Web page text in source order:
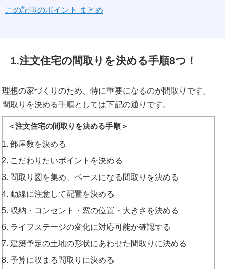
この記事のポイント まとめ
1.注文住宅の間取りを決める手順8つ！
理想の家づくりのため、特に重要になるのが間取りです。
間取りを決める手順としては下記の通りです。
＜注文住宅の間取りを決める手順＞
部屋数を決める
こだわりたいポイントを決める
間取り図を集め、ベースになる間取りを決める
動線に注意して配置を決める
収納・コンセント・窓の位置・大きさを決める
ライフステージの変化に対応可能か確認する
建築予定の土地の形状にあわせた間取りに決める
予算に収まる間取りに決める